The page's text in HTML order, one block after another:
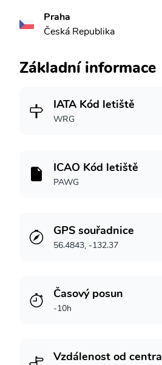
Praha
Česká Republika
Základní informace
IATA Kód letiště
WRG
ICAO Kód letiště
PAWG
GPS souřadnice
56.4843, -132.37
Časový posun
-10h
Vzdálenost od centra